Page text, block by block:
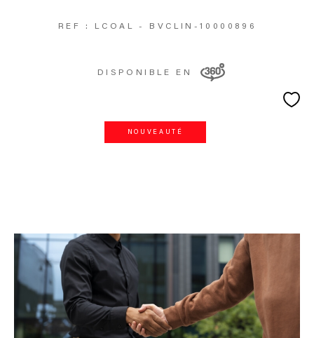
REF : LCOAL - BVCLIN-10000896
DISPONIBLE EN
NOUVEAUTÉ